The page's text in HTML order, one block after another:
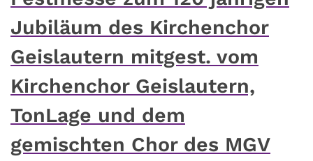
Jubiläum des Kirchenchor
Geislautern mitgest. vom
Kirchenchor Geislautern,
TonLage und dem
gemischten Chor des MGV